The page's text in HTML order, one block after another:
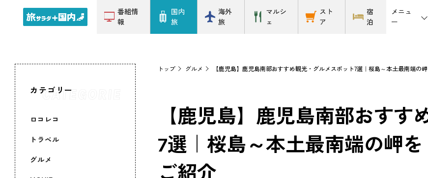
番組情
報
国内
旅
海外
旅
マルシ
ェ
スト
ア
宿
泊
メニュ
ー
カテゴリー
ロコレコ
トラベル
グルメ
トップ グルメ 【鹿児島】鹿児島南部おすすめ観光・グルメスポット7選｜桜島～本土最南端の
【鹿児島】鹿児島南部おすす
7選｜桜島～本土最南端の岬
ご紹介